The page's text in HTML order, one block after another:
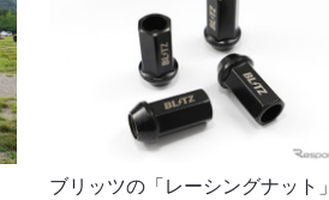
ブリッツの「レーシングナット」